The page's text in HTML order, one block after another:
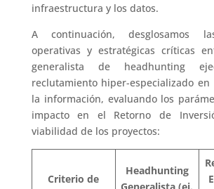
infraestructura y los datos.
A continuación, desglosamos
operativas y estratégicas críticas
generalista de headhunting
reclutamiento hiper-especializado en
la información, evaluando los
impacto en el Retorno de
viabilidad de los proyectos:
Criterio de
Headhunting